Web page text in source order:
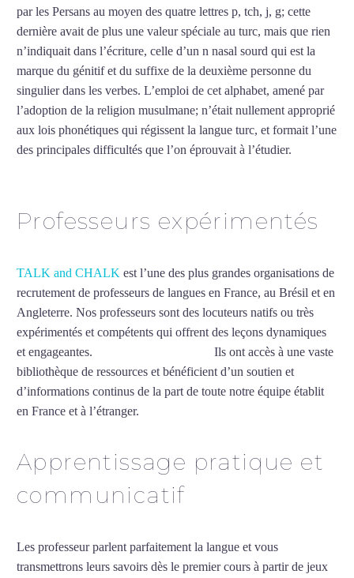
par les Persans au moyen des quatre lettres p, tch, j, g; cette
dernière avait de plus une valeur spéciale au turc, mais que rien
n’indiquait dans l’écriture, celle d’un n nasal sourd qui est la
marque du génitif et du suffixe de la deuxième personne du
singulier dans les verbes. L’emploi de cet alphabet, amené par
l’adoption de la religion musulmane; n’était nullement approprié
aux lois phonétiques qui régissent la langue turc, et formait l’une
des principales difficultés que l’on éprouvait à l’étudier.
Professeurs expérimentés
TALK and CHALK est l’une des plus grandes organisations de
recrutement de professeurs de langues en France, au Brésil et en
Angleterre. Nos professeurs sont des locuteurs natifs ou très
expérimentés et compétents qui offrent des leçons dynamiques
et engageantes.
Ils ont accès à une vaste
bibliothèque de ressources et bénéficient d’un soutien et
d’informations continus de la part de toute notre équipe établit
en France et à l’étranger.
Apprentissage pratique et
communicatif
Les professeur parlent parfaitement la langue et vous
transmettrons leurs savoirs dès le premier cours à partir de jeux